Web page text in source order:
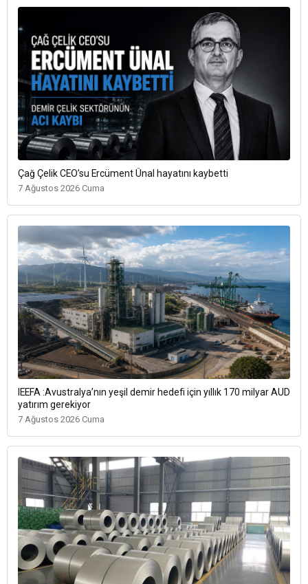
Çağ Çelik CEO’su Ercüment Ünal hayatını kaybetti
7 Ağustos 2026 Cuma
IEEFA :Avustralya’nın yeşil demir hedefi için yıllık 170 milyar AUD
yatırım gerekiyor
7 Ağustos 2026 Cuma